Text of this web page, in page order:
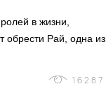
в жизни,
обрести Рай, одна из
16287